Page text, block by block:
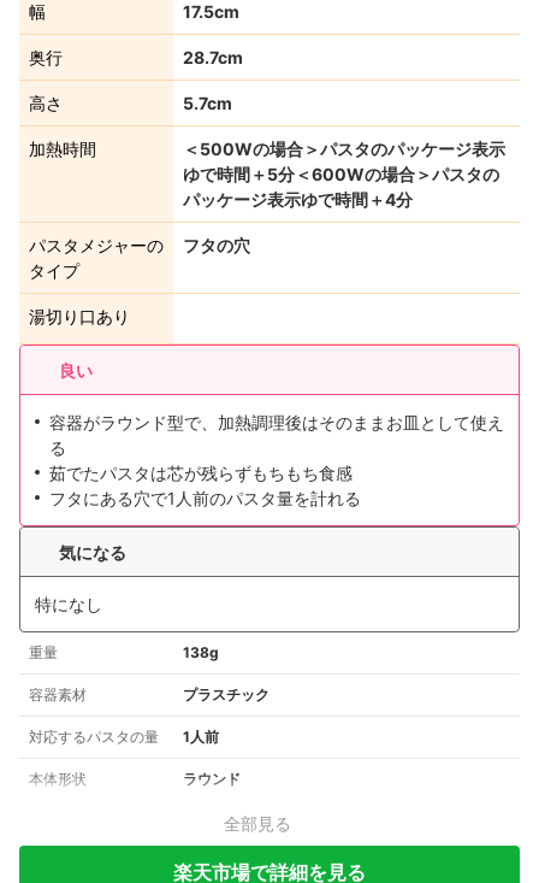
幅 17.5cm
奥行 28.7cm
高さ 5.7cm
加熱時間
＜500Wの場合＞パスタのパッケージ表示
ゆで時間＋5分＜600Wの場合＞パスタの
パッケージ表示ゆで時間＋4分
パスタメジャーの
タイプ
フタの穴
湯切り口あり
良い
容器がラウンド型で、加熱調理後はそのままお皿として使え
る
茹でたパスタは芯が残らずもちもち食感
フタにある穴で1人前のパスタ量を計れる
気になる
特になし
重量 138g
容器素材 プラスチック
対応するパスタの量 1人前
本体形状 ラウンド
全部見る
楽天市場で詳細を見る